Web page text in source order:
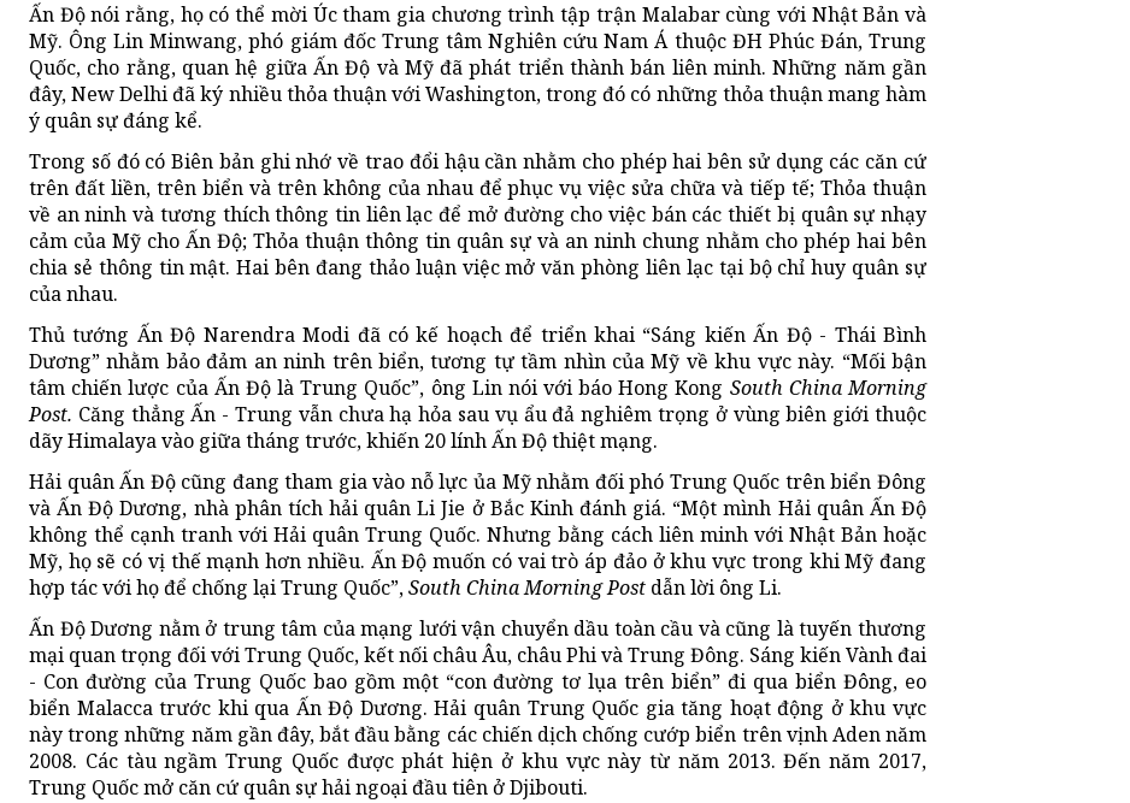
Ấn Độ nói rằng, họ có thể mời Úc tham gia chương trình tập trận Malabar cùng với Nhật Bản và
Mỹ. Ông Lin Minwang, phó giám đốc Trung tâm Nghiên cứu Nam Á thuộc ĐH Phúc Đán, Trung
Quốc, cho rằng, quan hệ giữa Ấn Độ và Mỹ đã phát triển thành bán liên minh. Những năm gần
đây, New Delhi đã ký nhiều thỏa thuận với Washington, trong đó có những thỏa thuận mang hàm
ý quân sự đáng kể.
Trong số đó có Biên bản ghi nhớ về trao đổi hậu cần nhằm cho phép hai bên sử dụng các căn cứ
trên đất liền, trên biển và trên không của nhau để phục vụ việc sửa chữa và tiếp tế; Thỏa thuận
về an ninh và tương thích thông tin liên lạc để mở đường cho việc bán các thiết bị quân sự nhạy
cảm của Mỹ cho Ấn Độ; Thỏa thuận thông tin quân sự và an ninh chung nhằm cho phép hai bên
chia sẻ thông tin mật. Hai bên đang thảo luận việc mở văn phòng liên lạc tại bộ chỉ huy quân sự
của nhau.
Thủ tướng Ấn Độ Narendra Modi đã có kế hoạch để triển khai “Sáng kiến Ấn Độ - Thái Bình
Dương” nhằm bảo đảm an ninh trên biển, tương tự tầm nhìn của Mỹ về khu vực này. “Mối bận
tâm chiến lược của Ấn Độ là Trung Quốc”, ông Lin nói với báo Hong Kong South China Morning
Post. Căng thẳng Ấn - Trung vẫn chưa hạ hỏa sau vụ ẩu đả nghiêm trọng ở vùng biên giới thuộc
dãy Himalaya vào giữa tháng trước, khiến 20 lính Ấn Độ thiệt mạng.
Hải quân Ấn Độ cũng đang tham gia vào nỗ lực ủa Mỹ nhằm đối phó Trung Quốc trên biển Đông
và Ấn Độ Dương, nhà phân tích hải quân Li Jie ở Bắc Kinh đánh giá. “Một mình Hải quân Ấn Độ
không thể cạnh tranh với Hải quân Trung Quốc. Nhưng bằng cách liên minh với Nhật Bản hoặc
Mỹ, họ sẽ có vị thế mạnh hơn nhiều. Ấn Độ muốn có vai trò áp đảo ở khu vực trong khi Mỹ đang
hợp tác với họ để chống lại Trung Quốc”,South China Morning Post dẫn lời ông Li.
Ấn Độ Dương nằm ở trung tâm của mạng lưới vận chuyển dầu toàn cầu và cũng là tuyến thương
mại quan trọng đối với Trung Quốc, kết nối châu Âu, châu Phi và Trung Đông. Sáng kiến Vành đai
- Con đường của Trung Quốc bao gồm một “con đường tơ lụa trên biển” đi qua biển Đông, eo
biển Malacca trước khi qua Ấn Độ Dương. Hải quân Trung Quốc gia tăng hoạt động ở khu vực
này trong những năm gần đây, bắt đầu bằng các chiến dịch chống cướp biển trên vịnh Aden năm
2008. Các tàu ngầm Trung Quốc được phát hiện ở khu vực này từ năm 2013. Đến năm 2017,
Trung Quốc mở căn cứ quân sự hải ngoại đầu tiên ở Djibouti.